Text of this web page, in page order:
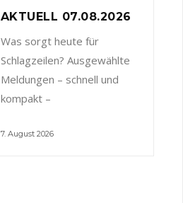
AKTUELL 07.08.2026
Was sorgt heute für
Schlagzeilen? Ausgewählte
Meldungen – schnell und
kompakt –
7. August 2026